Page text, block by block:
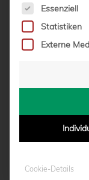
WICHTIGER
vonMoritz
Es folgt eine
Essenziell
Statistiken
Externe
Cookie-Details